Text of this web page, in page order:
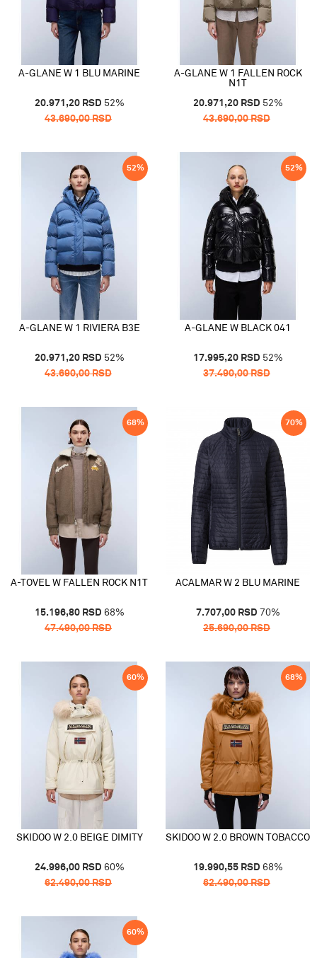
A-GLANE W 1 BLU MARINE
20.971,20 RSD 52%
43.690,00RSD
A-GLANE W 1 FALLEN ROCK
N1T
20.971,20 RSD 52%
43.690,00RSD
52%
A-GLANE W 1 RIVIERA B3E
20.971,20 RSD 52%
43.690,00RSD
52%
A-GLANE W BLACK 041
17.995,20 RSD 52%
37.490,00RSD
68%
A-TOVEL W FALLEN ROCK N1T
15.196,80 RSD 68%
47.490,00RSD
70%
ACALMAR W 2 BLU MARINE
7.707,00 RSD 70%
25.690,00RSD
60%
SKIDOO W 2.0 BEIGE DIMITY
24.996,00 RSD 60%
62.490,00RSD
68%
SKIDOO W 2.0 BROWN TOBACCO
19.990,55 RSD 68%
62.490,00RSD
60%